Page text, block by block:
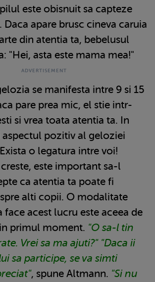
este obisnuit sa capteze
apare brusc cineva caruia
din atentia ta, bebelusul
"Hei, asta este mama mea!"
se manifesta intre 9 si 15
pare prea mic, el stie intr-
si vrea toata atentia ta. In
aspectul pozitiv al geloziei
o legatura intre voi!
este important sa-l
ca atentia ta poate fi
alti copii. O modalitate
face acest lucru este aceea de
primul moment. "O sa-l tin
Vrei sa ma ajuti?" "Daca ii
sa participe, se va simti
, spune Altmann. "Si nu